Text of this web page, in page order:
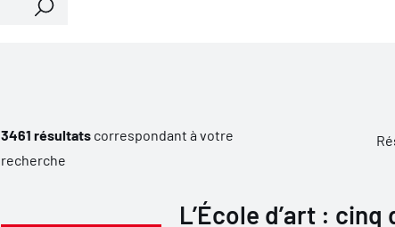
3461 résultatscorrespondant à votre
recherche
L’École d’art :